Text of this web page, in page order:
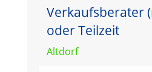
Verkaufsberater
oder Teilzeit
Altdorf